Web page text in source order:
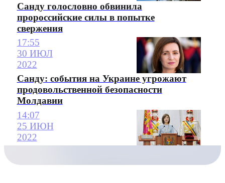
Санду голословно обвинила
пророссийские силы в попытке
свержения
17:55
30 ИЮЛ
2022
Санду: события на Украине угрожают
продовольственной безопасности
Молдавии
14:07
25 ИЮН
2022